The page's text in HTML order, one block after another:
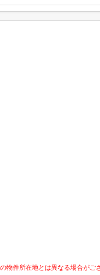
件所在地とは異なる場合がご